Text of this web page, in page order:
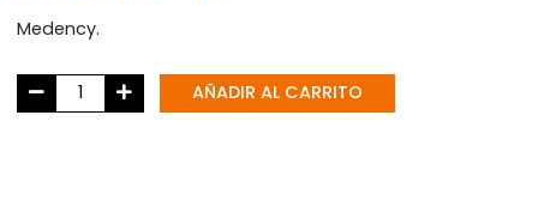
Medency.
AÑADIR AL CARRITO